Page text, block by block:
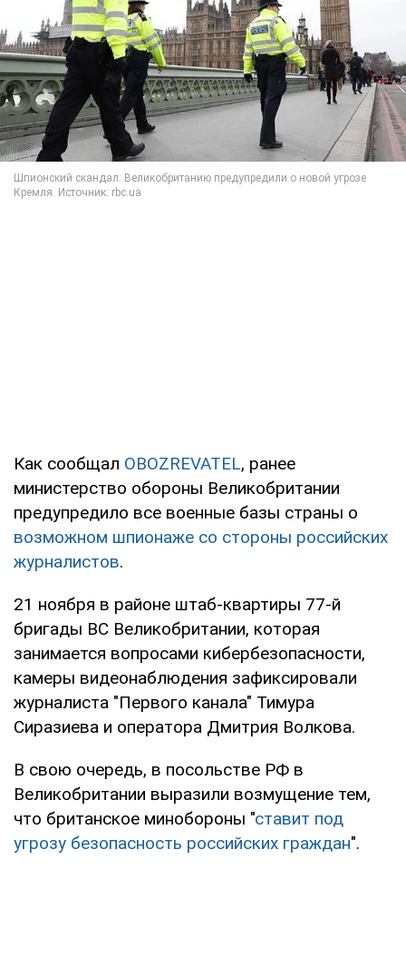
Как сообщал OBOZREVATEL, ранее
министерство обороны Великобритании
предупредило все военные базы страны о
возможном шпионаже со стороны российских
журналистов.
21 ноября в районе штаб-квартиры 77-й
бригады ВС Великобритании, которая
занимается вопросами кибербезопасности,
камеры видеонаблюдения зафиксировали
журналиста "Первого канала" Тимура
Сиразиева и оператора Дмитрия Волкова.
В свою очередь, в посольстве РФ в
Великобритании выразили возмущение тем,
что британское минобороны "ставит под
угрозу безопасность российских граждан".